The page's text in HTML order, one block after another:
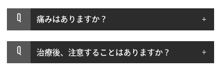
Q 痛みはありますか？
Q 治療後、注意することはありますか？